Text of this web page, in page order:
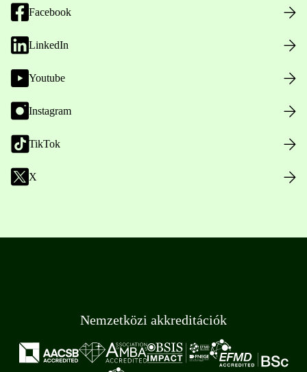
Facebook
LinkedIn
Youtube
Instagram
TikTok
X
Nemzetközi akkreditációk